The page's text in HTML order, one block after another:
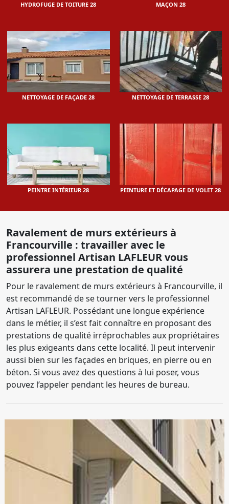
HYDROFUGE DE TOITURE 28 MAÇON 28
NETTOYAGE DE FAÇADE 28 NETTOYAGE DE TERRASSE 28
PEINTRE INTÉRIEUR 28 PEINTURE ET DÉCAPAGE DE VOLET 28
Ravalement de murs extérieurs à
Francourville : travailler avec le
professionnel Artisan LAFLEUR vous
assurera une prestation de qualité
Pour le ravalement de murs extérieurs à Francourville, il
est recommandé de se tourner vers le professionnel
Artisan LAFLEUR. Possédant une longue expérience
dans le métier, il s’est fait connaître en proposant des
prestations de qualité irréprochables aux propriétaires
les plus exigeants dans cette localité. Il peut intervenir
aussi bien sur les façades en briques, en pierre ou en
béton. Si vous avez des questions à lui poser, vous
pouvez l’appeler pendant les heures de bureau.